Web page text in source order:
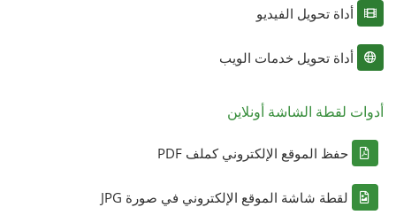
أداة تحويل الفيديو
أداة تحويل خدمات الويب
أدوات لقطة الشاشة أونلاين
حفظ الموقع الإلكتروني كملف PDF
لقطة شاشة الموقع الإلكتروني في صورة JPG